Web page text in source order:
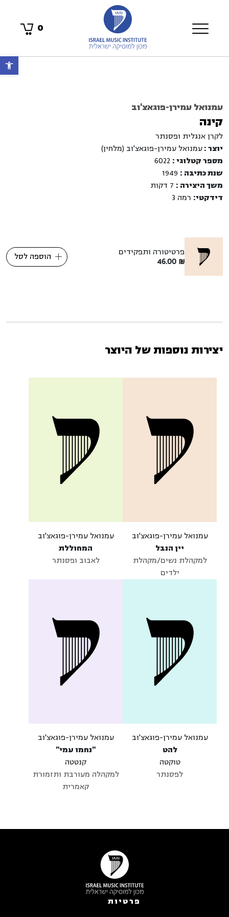
0
עמנואל עמירן-פוגאצ'וב
קינה
לקרן אנגלית ופסנתר
יוצר :עמנואל עמירן-פוגאצ'וב (מלחין)
מספר קטלוגי :
שנת כתיבה :
משך היצירה :
דידקטי: רמה 3
פרטיטורה ותפקידים
46.00 ₪ הוספה לסל
יצירות נוספות של היוצר
עמנואל עמירן-פוגאצ'וב
יין הנבל
למקהלת נשים/מקהלת
ילדים
עמנואל עמירן-פוגאצ'וב
המחוללת
לאבוב ופסנתר
עמנואל עמירן-פוגאצ'וב
להט
טוקטה
לפסנתר
עמנואל עמירן-פוגאצ'וב
"נחמו עמי"
קנטטה
למקהלה מעורבת ותזמורת
קאמרית
פרטיות